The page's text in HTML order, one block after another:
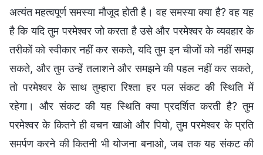
अत्यंत महत्वपूर्ण समस्या मौजूद होती है। वह समस्या क्या है? वह यह
है कि यदि तुम परमेश्वर जो करता है उसे और परमेश्वर के व्यवहार के
तरीकों को स्वीकार नहीं कर सकते, यदि तुम इन चीजों को नहीं समझ
सकते, और तुम उन्हें तलाशने और समझने की पहल नहीं कर सकते,
तो परमेश्वर के साथ तुम्हारा रिश्ता हर पल संकट की स्थिति में
रहेगा। और संकट की यह स्थिति क्या प्रदर्शित करती है? तुम
परमेश्वर के कितने ही वचन खाओ और पियो, तुम परमेश्वर के प्रति
समर्पण करने की कितनी भी योजना बनाओ, जब तक यह संकट की